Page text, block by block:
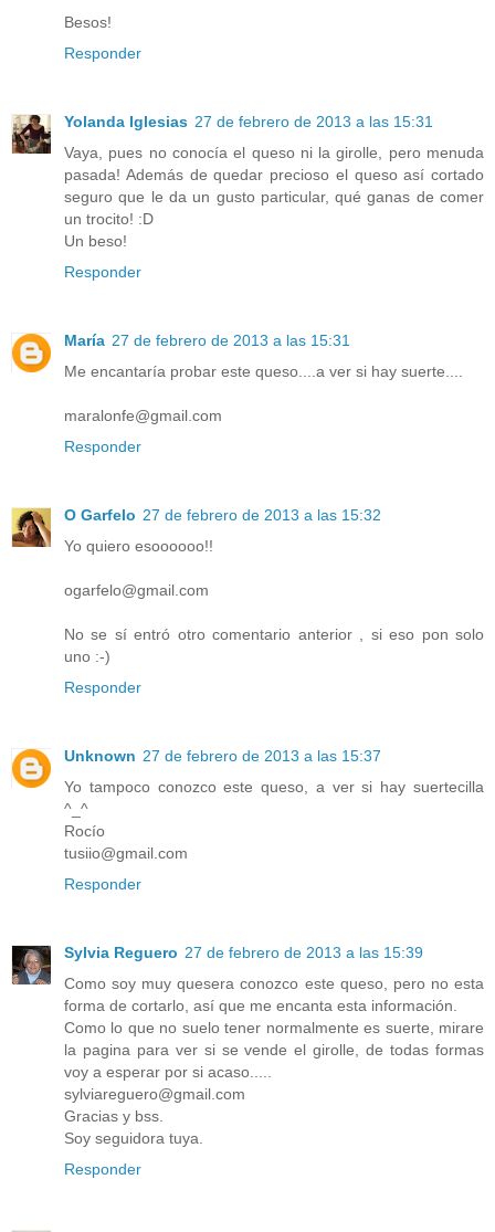
Besos!
Responder
Yolanda Iglesias 27 de febrero de 2013 a las 15:31
Vaya, pues no conocía el queso ni la girolle, pero menuda
pasada! Además de quedar precioso el queso así cortado
seguro que le da un gusto particular, qué ganas de comer
un trocito! :D
Un beso!
Responder
María 27 de febrero de 2013 a las 15:31
Me encantaría probar este queso....a ver si hay suerte....
maralonfe@gmail.com
Responder
O Garfelo 27 de febrero de 2013 a las 15:32
Yo quiero esoooooo!!
ogarfelo@gmail.com
No se sí entró otro comentario anterior , si eso pon solo
uno :-)
Responder
Unknown 27 de febrero de 2013 a las 15:37
Yo tampoco conozco este queso, a ver si hay suertecilla
^_^
Rocío
tusiio@gmail.com
Responder
Sylvia Reguero 27 de febrero de 2013 a las 15:39
Como soy muy quesera conozco este queso, pero no esta
forma de cortarlo, así que me encanta esta información.
Como lo que no suelo tener normalmente es suerte, mirare
la pagina para ver si se vende el girolle, de todas formas
voy a esperar por si acaso.....
sylviareguero@gmail.com
Gracias y bss.
Soy seguidora tuya.
Responder